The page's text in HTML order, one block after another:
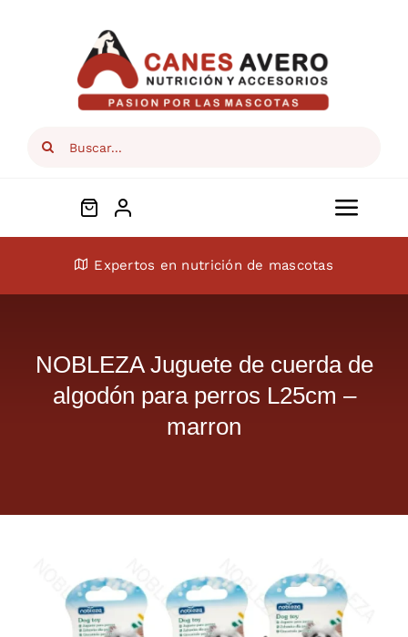
Search
ConócenosExpertos en nutrición de mascotas
NOBLEZA Juguete de cuerda de
algodón para perros L25cm –
marron